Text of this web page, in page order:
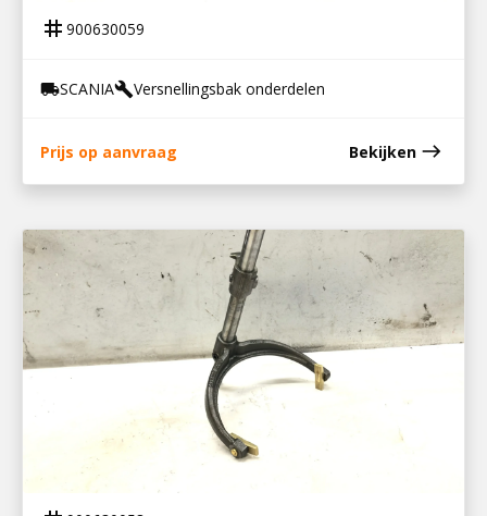
tag 900630059
local_shippingSCANIAbuildVersnellingsbak onderdelen
Prijs op aanvraag Bekijken east
900630058
SCHAKELVORK MET AS EN MEENEMER